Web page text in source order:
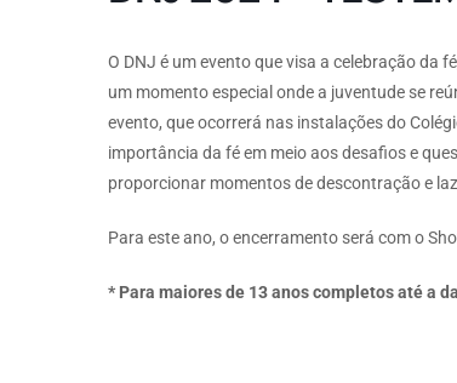
O DNJ é um evento que visa a celebração da
um momento especial onde a juventude se
evento, que ocorrerá nas instalações do
importância da fé em meio aos desafios e
proporcionar momentos de descontração e
Para este ano, o encerramento será com o
* Para maiores de 13 anos completos até a